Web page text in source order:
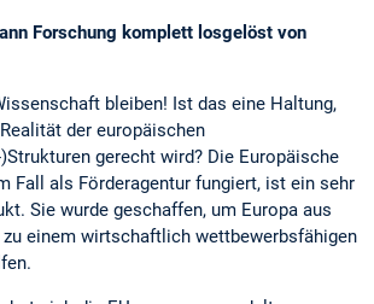
Forschung komplett losgelöst von
bleiben! Ist das eine Haltung,
der europäischen
gerecht wird? Die Europäische
Fall als Förderagentur fungiert, ist ein sehr
Sie wurde geschaffen, um Europa aus
einem wirtschaftlich wettbewerbsfähigen